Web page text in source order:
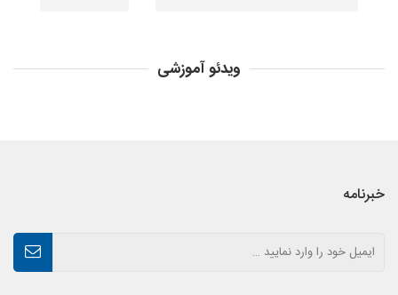
ویدئو آموزشی
خبرنامه